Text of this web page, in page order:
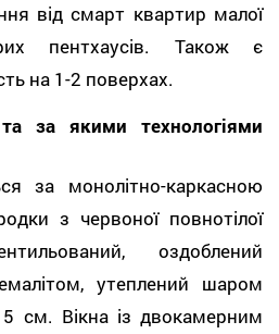
від смарт квартир малої
пентхаусів. Також є
на 1-2 поверхах.
за якими технологіями
за монолітно-каркасною
з червоної повнотілої
оздоблений
утеплений шаром
см. Вікна із двокамерним